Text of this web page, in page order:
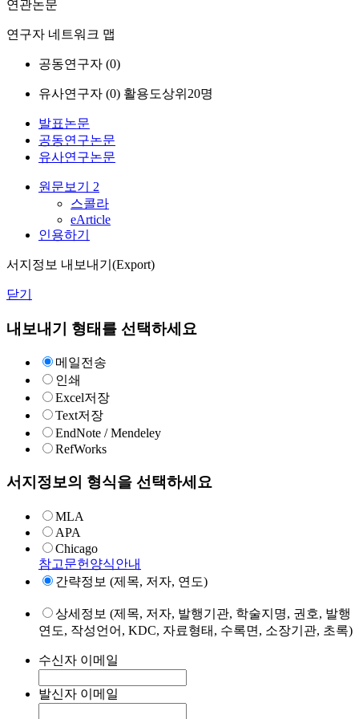
연관논문
연구자 네트워크 맵
공동연구자 (0)
유사연구자 (0) 활용도상위20명
발표논문
공동연구논문
유사연구논문
원문보기 2
스콜라
eArticle
인용하기
서지정보 내보내기(Export)
닫기
내보내기 형태를 선택하세요
메일전송
인쇄
Excel저장
Text저장
EndNote / Mendeley
RefWorks
서지정보의 형식을 선택하세요
MLA
APA
Chicago
참고문헌양식안내
간략정보 (제목, 저자, 연도)
상세정보 (제목, 저자, 발행기관, 학술지명, 권호, 발행
연도, 작성언어, KDC, 자료형태, 수록면, 소장기관, 초록)
수신자 이메일
발신자 이메일